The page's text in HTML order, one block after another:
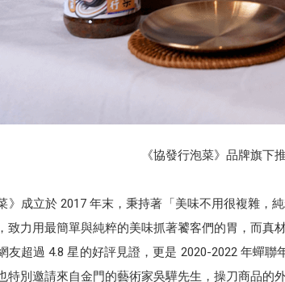
《協發行泡菜》品牌旗下
》成立於 2017 年末，秉持著「美味不用很複雜
致力用最簡單與純粹的美味抓著饕客們的胃，而
友超過 4.8 星的好評見證，更是 2020-2022 年蟬
特別邀請來自金門的藝術家吳驊先生，操刀商品的